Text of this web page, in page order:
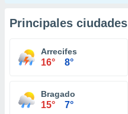
Principales ciudades
Arrecifes
16° 8°
Bragado
15° 7°